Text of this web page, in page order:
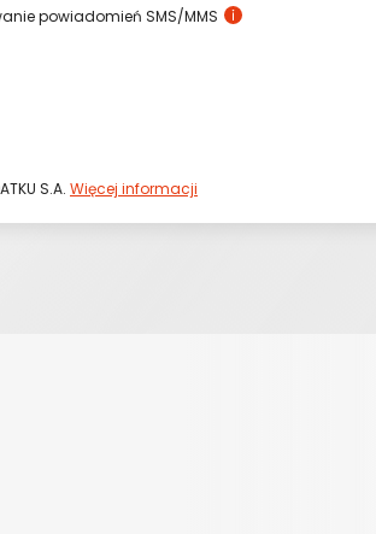
powiadomień SMS/MMS
S.A. Więcej informacji